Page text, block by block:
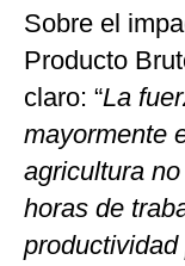
Sobre el
Producto
claro: “La
mayormente
agricultura
horas de